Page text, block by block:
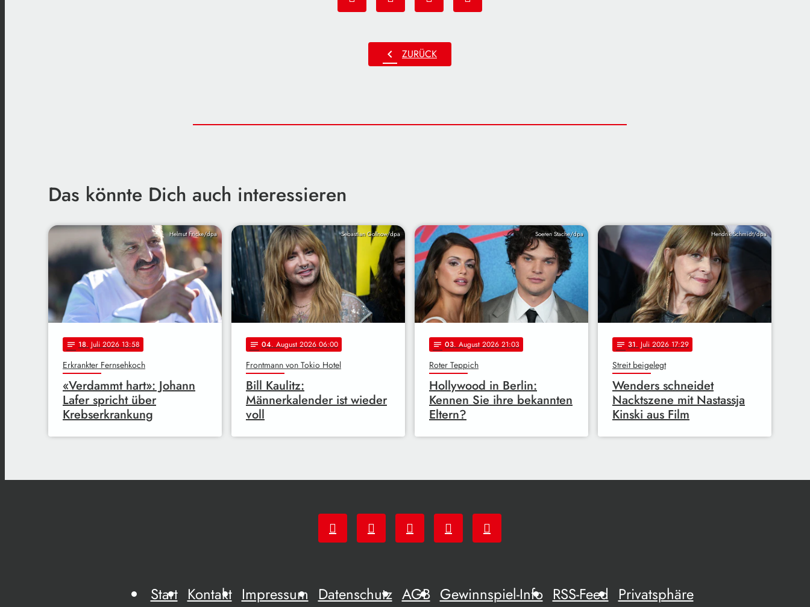
chevron_left ZURÜCK
Das könnte Dich auch interessieren
Helmut Fricke/dpa
notes 18. Juli 2026 13:58
Erkrankter Fernsehkoch
«Verdammt hart»: Johann
Lafer spricht über
Krebserkrankung
Sebastian Gollnow/dpa
notes 04. August 2026 06:00
Frontmann von Tokio Hotel
Bill Kaulitz:
Männerkalender ist wieder
voll
Soeren Stache/dpa
notes 03. August 2026 21:03
Roter Teppich
Hollywood in Berlin:
Kennen Sie ihre bekannten
Eltern?
Hendrik Schmidt/dpa
notes 31. Juli 2026 17:29
Streit beigelegt
Wenders schneidet
Nacktszene mit Nastassja
Kinski aus Film
Start Kontakt Impressum Datenschutz AGB Gewinnspiel-Info RSS-Feed Privatsphäre